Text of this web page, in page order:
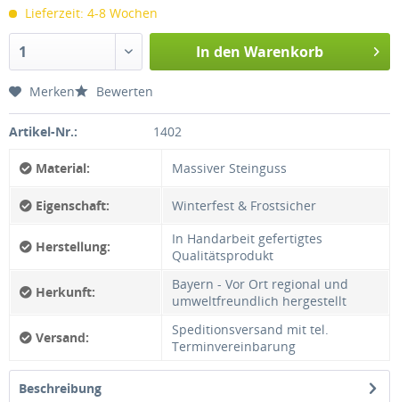
Lieferzeit: 4-8 Wochen
In den Warenkorb
Merken Bewerten
Artikel-Nr.: 1402
Material: Massiver Steinguss
Eigenschaft: Winterfest & Frostsicher
Herstellung:
In Handarbeit gefertigtes
Qualitätsprodukt
Herkunft:
Bayern - Vor Ort regional und
umweltfreundlich hergestellt
Versand:
Speditionsversand mit tel.
Terminvereinbarung
Beschreibung